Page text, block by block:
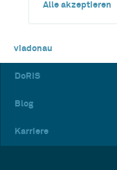
Alle akzeptieren
viadonau
DoRIS
Blog
Karriere